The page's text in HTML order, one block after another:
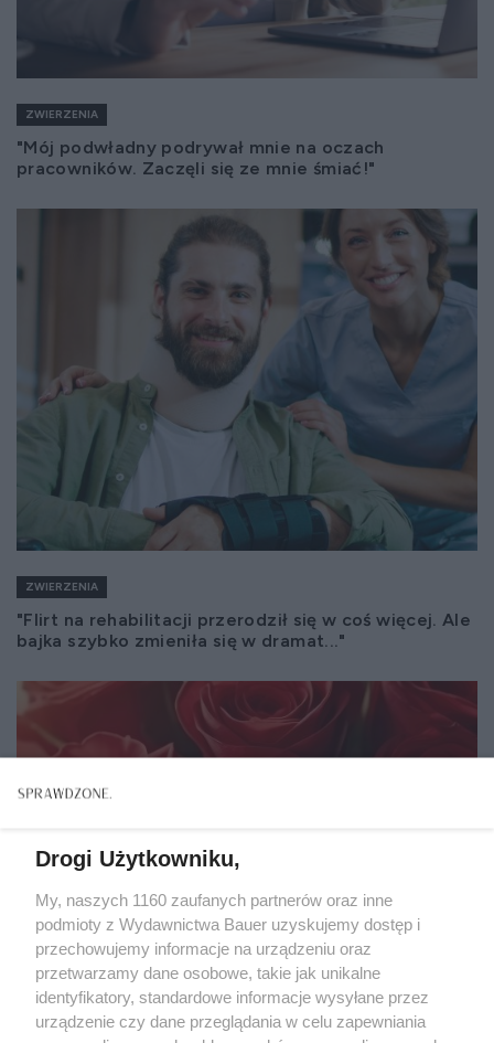
ZWIERZENIA
"Mój podwładny podrywał mnie na oczach
pracowników. Zaczęli się ze mnie śmiać!"
ZWIERZENIA
"Flirt na rehabilitacji przerodził się w coś więcej. Ale
bajka szybko zmieniła się w dramat..."
Drogi Użytkowniku,
My, naszych 1160 zaufanych partnerów oraz inne
podmioty z Wydawnictwa Bauer uzyskujemy dostęp i
przechowujemy informacje na urządzeniu oraz
przetwarzamy dane osobowe, takie jak unikalne
identyfikatory, standardowe informacje wysyłane przez
urządzenie czy dane przeglądania w celu zapewniania